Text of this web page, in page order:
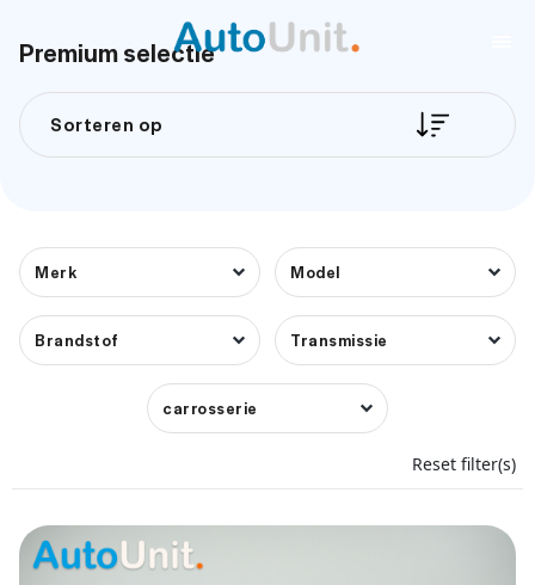
Premium selectie
Sorteren op
Merk Model
Brandstof Transmissie
carrosserie
Reset filter(s)